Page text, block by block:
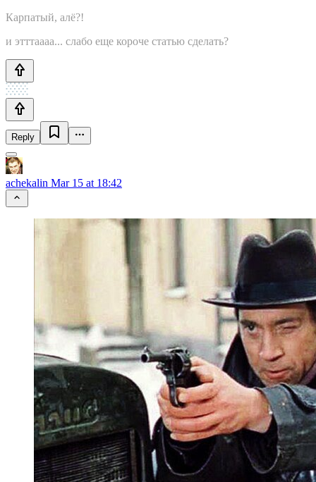
Карпатый, алё?!
и этттаааа... слабо еще короче статью сделать?
Reply
achekalin Mar 15 at 18:42